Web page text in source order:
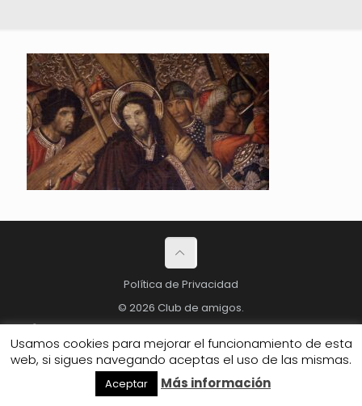
Política de Privacidad
© 2026 Club de amigos.
Usamos cookies para mejorar el funcionamiento de esta
web, si sigues navegando aceptas el uso de las mismas.
Aceptar Más información